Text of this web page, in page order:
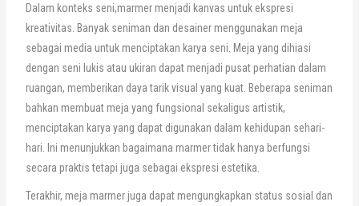
Dalam konteks seni,marmer menjadi kanvas untuk ekspresi
kreativitas. Banyak seniman dan desainer menggunakan meja
sebagai media untuk menciptakan karya seni. Meja yang dihiasi
dengan seni lukis atau ukiran dapat menjadi pusat perhatian dalam
ruangan, memberikan daya tarik visual yang kuat. Beberapa seniman
bahkan membuat meja yang fungsional sekaligus artistik,
menciptakan karya yang dapat digunakan dalam kehidupan sehari-
hari. Ini menunjukkan bagaimana marmer tidak hanya berfungsi
secara praktis tetapi juga sebagai ekspresi estetika.
Terakhir, meja marmer juga dapat mengungkapkan status sosial dan